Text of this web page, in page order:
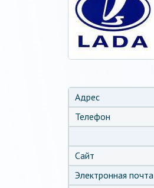
Адрес
Телефон
Сайт
Электронная почта